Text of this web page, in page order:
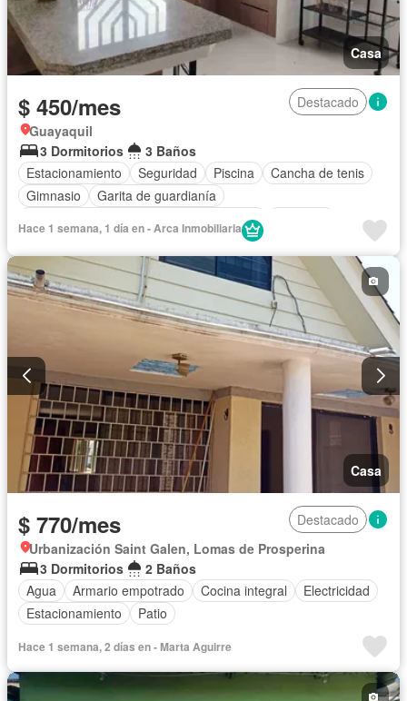
Casa
$ 450/mes
Destacado
Guayaquil
3 Dormitorios
3 Baños
Estacionamiento
Seguridad Piscina
Cancha de tenis
Gimnasio
Garita de guardianía
Acceso para personas con discapacidad
Vista panorámica
Armario empotrado
Electricidad Jardín Wifi
Agua
Internet
Cuarto de servicio Cocina integral Sin amoblar
Hace 1 semana, 1 día en - Arca Inmobiliaria
Casa
$ 770/mes
Destacado
Urbanización Saint Galen, Lomas de Prosperina
3 Dormitorios
2 Baños
Agua
Armario empotrado Cocina integral
Electricidad
Estacionamiento
Patio
Hace 1 semana, 2 días en - Marta Aguirre